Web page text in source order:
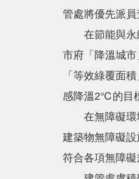
管處將優先派員
在節能與永續
市府「降溫城
「等效綠覆面
感降溫2℃的目
在無障礙環境
建築物無障礙
符合各項無障礙